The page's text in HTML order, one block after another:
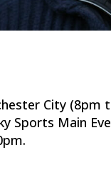
City (8pm
Sports Main